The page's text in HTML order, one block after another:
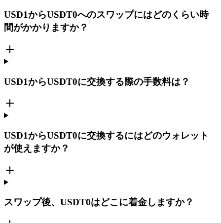
USD1からUSDT0へのスワップにはどのくらい時
間がかかりますか？
USD1からUSDT0に交換する際の手数料は？
USD1からUSDT0に交換するにはどのウォレット
が使えますか？
スワップ後、USDT0はどこに着金しますか？